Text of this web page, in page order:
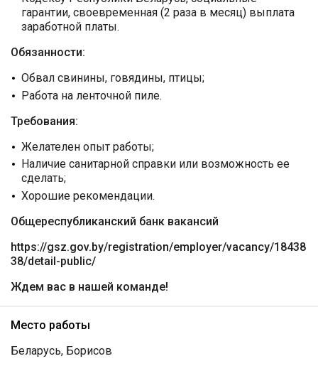
гарантии, своевременная (2 раза в месяц) выплата
заработной платы.
​​Обязанности:
Обвал свинины, говядины, птицы;
Работа на ленточной пиле.​
Требования:
Желателен опыт работы;
Наличие санитарной справки или возможность ее
сделать;
Хорошие рекомендации.
Общереспубликанский банк вакансий
https://gsz.gov.by/registration/employer/vacancy/18438
38/detail-public/
Ждем вас в нашей команде!
Место работы
Беларусь, Борисов